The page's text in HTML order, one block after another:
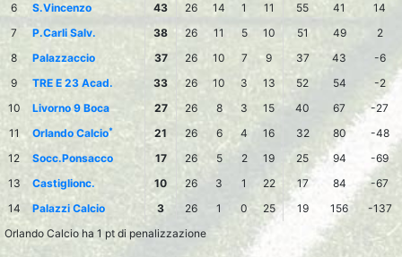
6
S.Vincenzo 43 26 14 1 11 55 41
14
7
P.Carli Salv. 38 26 11 5 10 51 49
2
8
Palazzaccio 37 26 10 7 9 37 43
-6
9
TRE E 23 Acad. 33 26 10 3 13 52 54
-2
10
Livorno 9 Boca 27 26 8 3 15 40 67
-27
11
Orlando Calcio* 21 26 6 4 16 32 80
-48
12
Socc.Ponsacco 17 26 5 2 19 25 94
-69
13
Castiglionc. 10 26 3 1 22 17 84
-67
14
Palazzi Calcio 3 26 1 0 25 19 156
-137
Orlando Calcio ha 1 pt di penalizzazione